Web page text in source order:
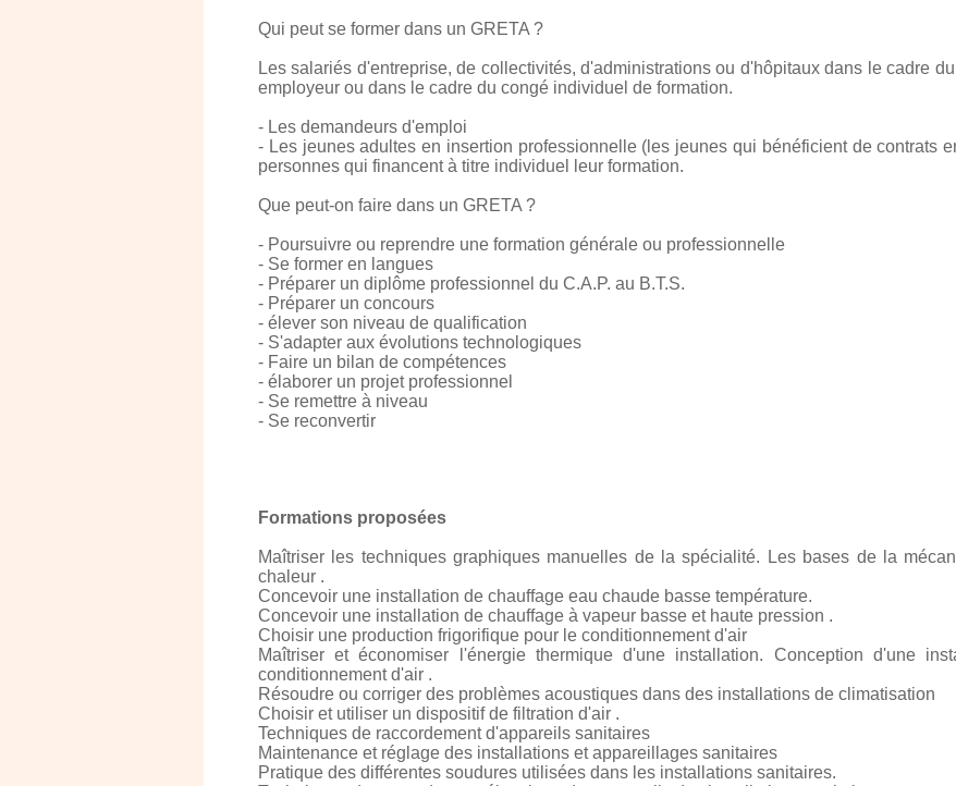
Qui peut se former dans un GRETA ?
Les salariés d'entreprise, de collectivités, d'administrations ou d'hôpitaux dans le cadre
employeur ou dans le cadre du congé individuel de formation.
- Les demandeurs d'emploi
- Les jeunes adultes en insertion professionnelle (les jeunes qui bénéficient de contrats
personnes qui financent à titre individuel leur formation.
Que peut-on faire dans un GRETA ?
- Poursuivre ou reprendre une formation générale ou professionnelle
- Se former en langues
- Préparer un diplôme professionnel du C.A.P. au B.T.S.
- Préparer un concours
- élever son niveau de qualification
- S'adapter aux évolutions technologiques
- Faire un bilan de compétences
- élaborer un projet professionnel
- Se remettre à niveau
- Se reconvertir
Formations proposées
Maîtriser les techniques graphiques manuelles de la spécialité. Les bases de la
chaleur .
Concevoir une installation de chauffage eau chaude basse température.
Concevoir une installation de chauffage à vapeur basse et haute pression .
Choisir une production frigorifique pour le conditionnement d'air
Maîtriser et économiser l'énergie thermique d'une installation. Conception d'une
conditionnement d'air .
Résoudre ou corriger des problèmes acoustiques dans des installations de climatisation
Choisir et utiliser un dispositif de filtration d'air .
Techniques de raccordement d'appareils sanitaires
Maintenance et réglage des installations et appareillages sanitaires
Pratique des différentes soudures utilisées dans les installations sanitaires.